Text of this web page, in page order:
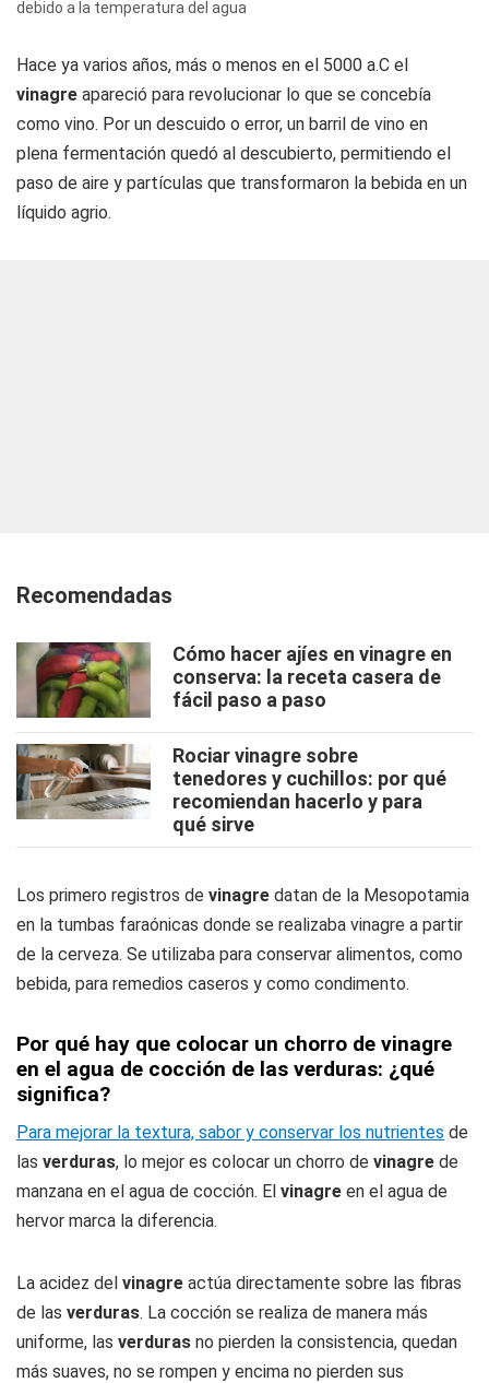
debido a la temperatura del agua
Hace ya varios años, más o menos en el 5000 a.C el
vinagre apareció para revolucionar lo que se concebía
como vino. Por un descuido o error, un barril de vino en
plena fermentación quedó al descubierto, permitiendo el
paso de aire y partículas que transformaron la bebida en un
líquido agrio.
Recomendadas
Cómo hacer ajíes en vinagre en
conserva: la receta casera de
fácil paso a paso
Rociar vinagre sobre
tenedores y cuchillos: por qué
recomiendan hacerlo y para
qué sirve
Los primero registros de vinagre datan de la Mesopotamia
en la tumbas faraónicas donde se realizaba vinagre a partir
de la cerveza. Se utilizaba para conservar alimentos, como
bebida, para remedios caseros y como condimento.
Por qué hay que colocar un chorro de vinagre
en el agua de cocción de las verduras: ¿qué
significa?
Para mejorar la textura, sabor y conservar los nutrientes de
las verduras, lo mejor es colocar un chorro de vinagre de
manzana en el agua de cocción. El vinagre en el agua de
hervor marca la diferencia.
La acidez del vinagre actúa directamente sobre las fibras
de las verduras. La cocción se realiza de manera más
uniforme, las verduras no pierden la consistencia, quedan
más suaves, no se rompen y encima no pierden sus